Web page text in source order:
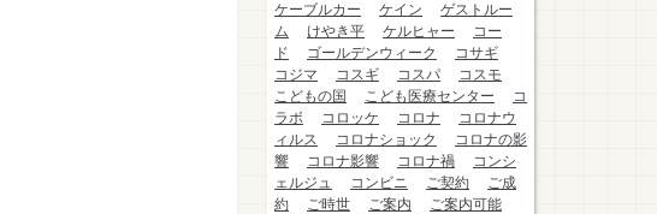
ケーブルカー
ケイン
ゲストルー
ム
けやき平 ケルヒャー
コー
ド
ゴールデンウィーク
コサギ
コジマ
コスギ コスパ
コスモ
こどもの国
こども医療センター
コ
ラボ
コロッケ コロナ
コロナウ
ィルス
コロナショック
コロナの影
響
コロナ影響 コロナ禍
コンシ
ェルジュ
コンビニ ご契約
ご成
約
ご時世 ご案内
ご案内可能